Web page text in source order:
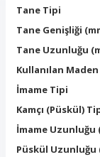
Tane Tipi
Tane Genişliği
Tane Uzunluğu
Kullanılan Maden
İmame Tipi
Kamçı (Püskül)
İmame Uzunluğu
Püskül Uzunluğu